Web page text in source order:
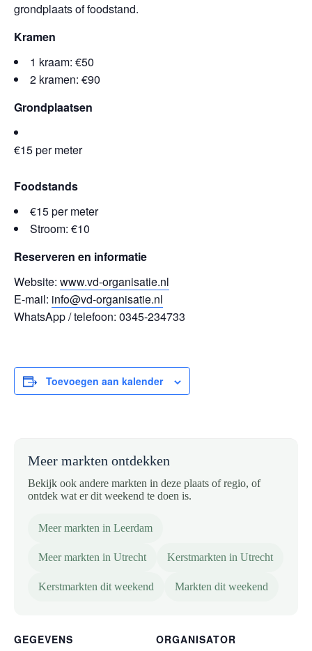
grondplaats of foodstand.
Kramen
1 kraam: €50
2 kramen: €90
Grondplaatsen
€15 per meter
Foodstands
€15 per meter
Stroom: €10
Reserveren en informatie
Website: www.vd-organisatie.nl
E-mail: info@vd-organisatie.nl
WhatsApp / telefoon: 0345-234733
Toevoegen aan kalender
Meer markten ontdekken
Bekijk ook andere markten in deze plaats of regio, of
ontdek wat er dit weekend te doen is.
Meer markten in Leerdam
Meer markten in Utrecht Kerstmarkten in Utrecht
Kerstmarkten dit weekend Markten dit weekend
GEGEVENS
ORGANISATOR